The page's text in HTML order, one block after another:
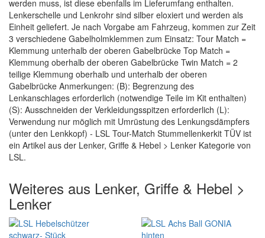
werden muss, ist diese ebenfalls im Lieferumfang enthalten.
Lenkerschelle und Lenkrohr sind silber eloxiert und werden als
Einheit geliefert. Je nach Vorgabe am Fahrzeug, kommen zur Zeit
3 verschiedene Gabelholmklemmen zum Einsatz: Tour Match =
Klemmung unterhalb der oberen Gabelbrücke Top Match =
Klemmung oberhalb der oberen Gabelbrücke Twin Match = 2
teilige Klemmung oberhalb und unterhalb der oberen
Gabelbrücke Anmerkungen: (B): Begrenzung des
Lenkanschlages erforderlich (notwendige Teile im Kit enthalten)
(S): Ausschneiden der Verkleidungsspitzen erforderlich (L):
Verwendung nur möglich mit Umrüstung des Lenkungsdämpfers
(unter den Lenkkopf) - LSL Tour-Match Stummellenkerkit TÜV ist
ein Artikel aus der Lenker, Griffe & Hebel > Lenker Kategorie von
LSL.
Weiteres aus Lenker, Griffe & Hebel >
Lenker